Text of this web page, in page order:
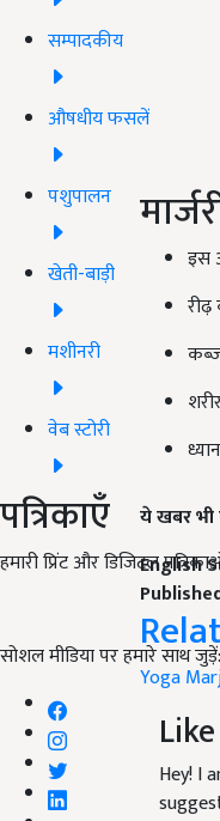
सम्पादकीय
औषधीय फसलें
पशुपालन
खेती-बाड़ी
मशीनरी
वेब स्टोरी
पत्रिकाएँ
हमारी प्रिंट और डिजिटल
सोशल मीडिया पर हमारे साथ जुड़ें:
इस
ये खबर
English
Yoga
Hey! I